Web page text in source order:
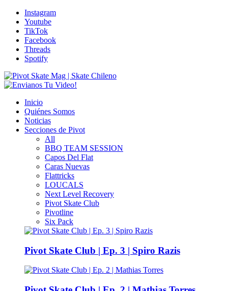
Instagram
Youtube
TikTok
Facebook
Threads
Spotify
Inicio
Quiénes Somos
Noticias
Secciones de Pivot
All
BBQ TEAM SESSION
Capos Del Flat
Caras Nuevas
Flattricks
LOUCALS
Next Level Recovery
Pivot Skate Club
Pivotline
Six Pack
Pivot Skate Club | Ep. 3 | Spiro Razis